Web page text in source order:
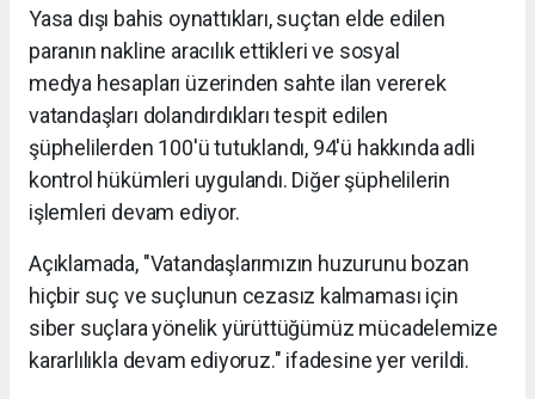
Yasa dışı bahis oynattıkları, suçtan elde edilen
paranın nakline aracılık ettikleri ve sosyal
medya hesapları üzerinden sahte ilan vererek
vatandaşları dolandırdıkları tespit edilen
şüphelilerden 100'ü tutuklandı, 94'ü hakkında adli
kontrol hükümleri uygulandı. Diğer şüphelilerin
işlemleri devam ediyor.
Açıklamada, "Vatandaşlarımızın huzurunu bozan
hiçbir suç ve suçlunun cezasız kalmaması için
siber suçlara yönelik yürüttüğümüz mücadelemize
kararlılıkla devam ediyoruz." ifadesine yer verildi.